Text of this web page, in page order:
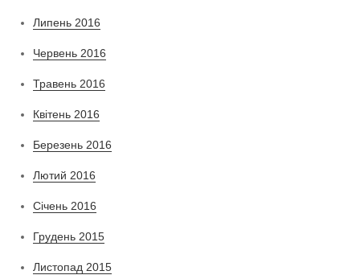
Липень 2016
Червень 2016
Травень 2016
Квітень 2016
Березень 2016
Лютий 2016
Січень 2016
Грудень 2015
Листопад 2015